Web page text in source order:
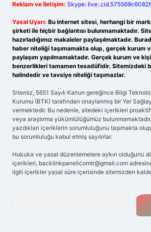
Reklam ve İletişim: Skype:
Yasal Uyarı: Bu internet sitesi, herhangi bir
şirketi ile hiçbir bağlantısı bulunmamaktadır.
hazırladığımız makaleler paylaşılmaktadır.
haber niteliği taşımamakta olup, gerçek kurum
paylaşım yapılmamaktadır. Gerçek kurum ve
benzerlikleri tamamen tesadüfidir. Sitemizdeki
halindedir ve tavsiye niteliği taşımazlar.
Sitemiz, 5651 Sayılı Kanun gereğince Bilgi
Kurumu (BTK) tarafından onaylanmış bir Yer
vermektedir. Bu nedenle, sitedeki içerikleri
veya araştırma yükümlülüğümüz
yazdıkları içeriklerin sorumluluğunu taşımakta
bu sorumluluğu kabul etmiş sayılırlar.
Hukuka ve yasal düzenlemelere aykırı olduğunu
içerikleri, backlinkpanelicomtr@gmail.com
ilgili içerikler yasal süre içerisinde sitemizden